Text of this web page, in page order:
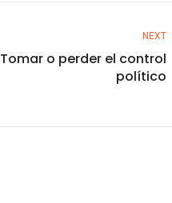
NEXT
Tomar o perder el control
político